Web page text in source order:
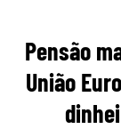
Pensão
União